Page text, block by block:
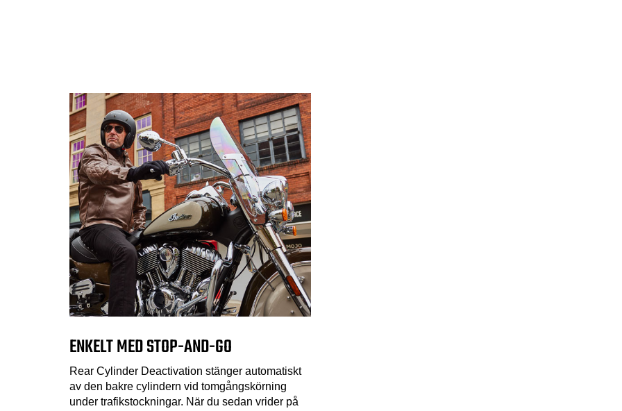
ENKELT MED STOP-AND-GO
Rear Cylinder Deactivation stänger automatiskt
av den bakre cylindern vid tomgångskörning
under trafikstockningar. När du sedan vrider på